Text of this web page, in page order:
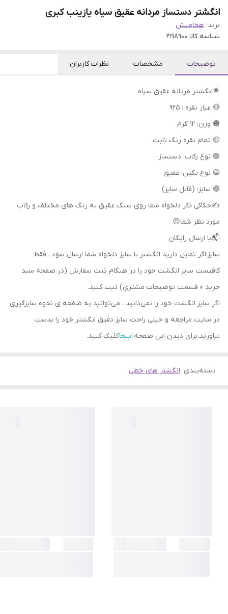
انگشتر دستساز مردانه عقیق سیاه یازینب کبری
برند: هخامنش
شناسه کالا 2198900
توضیحات مشخصات نظرات کاربران
🌟انگشتر مردانه عقیق سیاه
🔴 عیار نقره : 925
🟠 وزن: 12 گرم
🟡 تمام نقره رنگ ثابت
🟢 نوع رکاب: دستساز
🔵 نوع نگین: عقیق
🟣 سایز: (قابل سایز)
✍حکاکی ذکر دلخواه شما روی سنگ عقیق به رنگ های مختلف و رکاب
مورد نظر شما😍
📬با ارسال رایگان
سایز:اگر تمایل دارید انگشتر با سایز دلخواه شما ارسال شود ، فقط
کافیست سایز انگشت خود را در هنگام ثبت سفارش (در صفحه سبد
خرید » قسمت توضیحات مشتری) ثبت کنید.
اگر سایز انگشت خود را نمی‌دانید ، می‌توانید به صفحه ی نحوه سایزگیری
در سایت مراجعه و خیلی راحت سایز دقیق انگشتر خود را بدست
بیاورید.برای دیدن این صفحه اینجاکلیک کنید.
دسته‌بندی: انگشتر های خطی